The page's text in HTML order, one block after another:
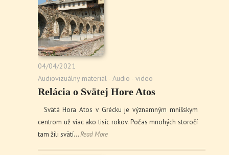
04/04/2021
Audiovizuálny materiál - Audio - video
Relácia o Svätej Hore Atos
Svätá Hora Atos v Grécku je významným mníšskym
centrom už viac ako tisíc rokov. Počas mnohých storočí
tam žili svätí…Read More